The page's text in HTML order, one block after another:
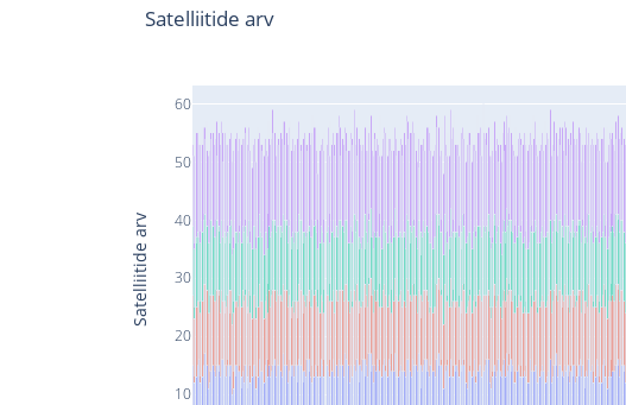
10
20
30
40
50
60
Satelliitide arv
Satelliitide arv